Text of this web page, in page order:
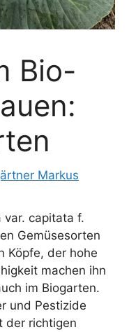
Bio-
Markus
var. capitata f.
Gemüsesorten
Köpfe, der hohe
machen ihn
im Biogarten.
und Pestizide
der richtigen